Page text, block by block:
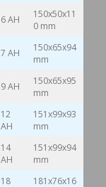
6 AH
150x50x11
0 mm
7 AH
150x65x94
mm
9 AH
150x65x95
mm
12
AH
151x99x93
mm
14
AH
151x99x94
mm
18
181x76x16